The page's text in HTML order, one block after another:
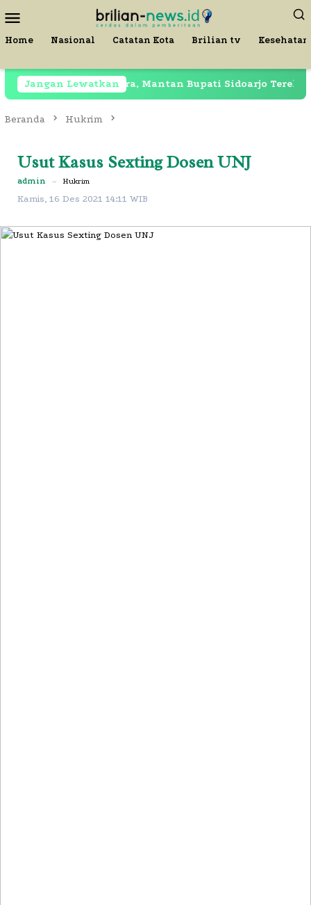
ke
kontenMobile
Home Nasional Catatan Kota Brilian tv Kesehatan
Jangan Lewatkan
Masih Dipenjara, Mantan Bupati Sidoarjo Terekam di
Beranda Hukrim
Usut Kasus Sexting Dosen UNJ
admin – Hukrim
Kamis, 16 Des 2021 14:11 WIB